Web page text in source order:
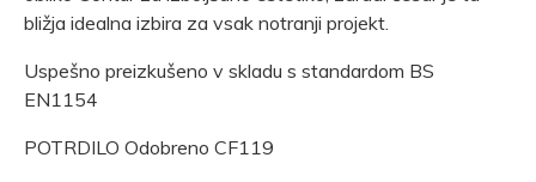
bližja idealna izbira za vsak notranji projekt.
Uspešno preizkušeno v skladu s standardom BS
EN1154
POTRDILO Odobreno CF119